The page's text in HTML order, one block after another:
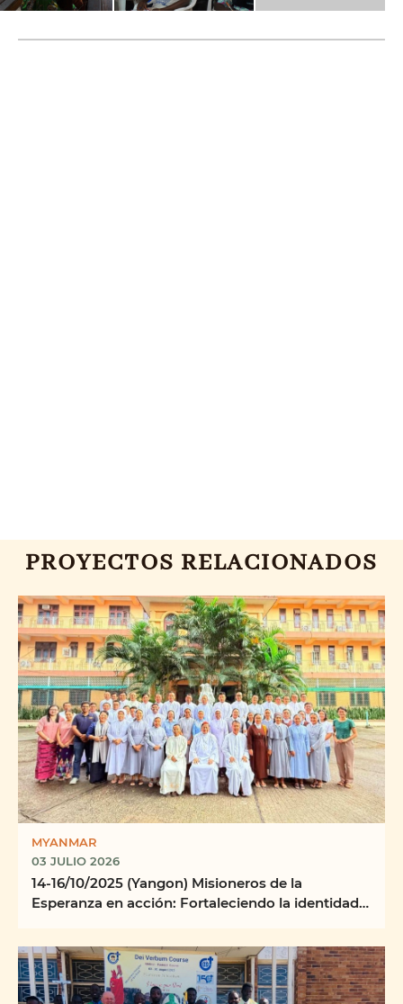
PROYECTOS RELACIONADOS
MYANMAR
03 JULIO 2026
14-16/10/2025 (Yangon) Misioneros de la
Esperanza en acción: Fortaleciendo la identidad,